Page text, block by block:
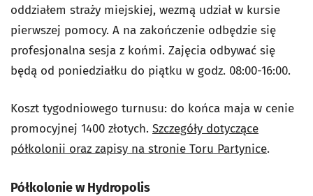
oddziałem straży miejskiej, wezmą udział w kursie
pierwszej pomocy. A na zakończenie odbędzie się
profesjonalna sesja z końmi. Zajęcia odbywać się
będą od poniedziałku do piątku w godz. 08:00-16:00.
Koszt tygodniowego turnusu: do końca maja w cenie
promocyjnej 1400 złotych. Szczegóły dotyczące
półkolonii oraz zapisy na stronie Toru Partynice.
Półkolonie w Hydropolis